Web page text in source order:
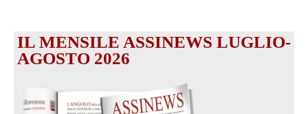
IL MENSILE ASSINEWS LUGLIO-
AGOSTO 2026